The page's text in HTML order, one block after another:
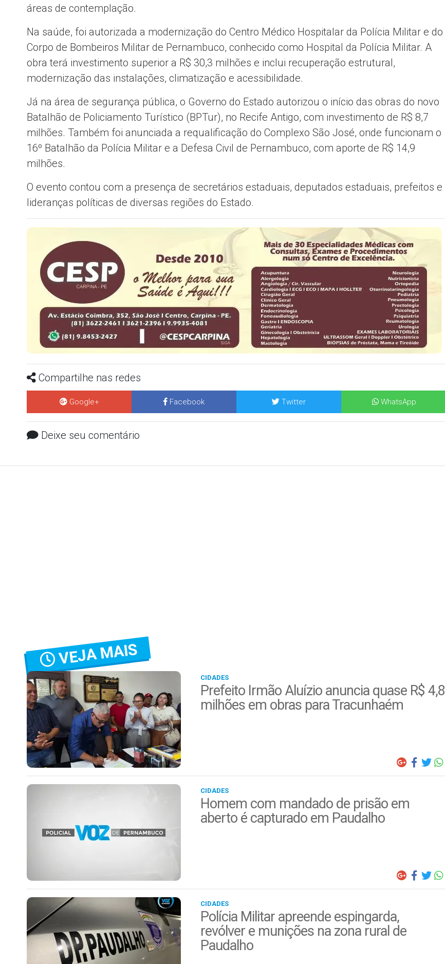
áreas de contemplação.
Na saúde, foi autorizada a modernização do Centro Médico Hospitalar da Polícia Militar e do
Corpo de Bombeiros Militar de Pernambuco, conhecido como Hospital da Polícia Militar. A
obra terá investimento superior a R$ 30,3 milhões e inclui recuperação estrutural,
modernização das instalações, climatização e acessibilidade.
Já na área de segurança pública, o Governo do Estado autorizou o início das obras do novo
Batalhão de Policiamento Turístico (BPTur), no Recife Antigo, com investimento de R$ 8,7
milhões. Também foi anunciada a requalificação do Complexo São José, onde funcionam o
16º Batalhão da Polícia Militar e a Defesa Civil de Pernambuco, com aporte de R$ 14,9
milhões.
O evento contou com a presença de secretários estaduais, deputados estaduais, prefeitos e
lideranças políticas de diversas regiões do Estado.
Compartilhe nas redes
Google+ Facebook Twitter WhatsApp
Deixe seu comentário
VEJA MAIS
CIDADES
Prefeito Irmão Aluízio anuncia quase R$ 4,8
milhões em obras para Tracunhaém
CIDADES
Homem com mandado de prisão em
aberto é capturado em Paudalho
CIDADES
Polícia Militar apreende espingarda,
revólver e munições na zona rural de
Paudalho